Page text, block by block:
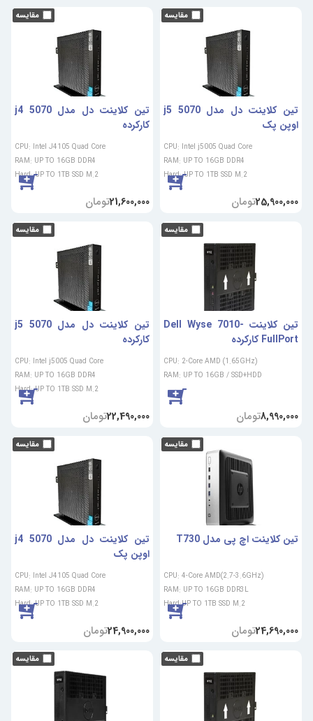
تین کلاینت دل مدل 5070 j5
اوپن پک
CPU: Intel j5005 Quad Core
RAM: UP TO 16GB DDR4
Hard: UP TO 1TB SSD M.2
25,900,000تومان
تین کلاینت دل مدل 5070 j4
کارکرده
CPU: Intel J4105 Quad Core
RAM: UP TO 16GB DDR4
Hard: UP TO 1TB SSD M.2
21,600,000تومان
تین کلاینت Dell Wyse 7010-
FullPort کارکرده
CPU: 2-Core AMD (1.65GHz)
RAM: UP TO 16GB / SSD+HDD
8,990,000تومان
تین کلاینت دل مدل 5070 j5
کارکرده
CPU: Intel j5005 Quad Core
RAM: UP TO 16GB DDR4
Hard: UP TO 1TB SSD M.2
22,490,000تومان
تین کلاینت اچ پی مدل T730
CPU: 4-Core AMD(2.7-3.6GHz)
RAM: UP TO 16GB DDR3L
Hard:UP TO 1TB SSD M.2
24,690,000تومان
تین کلاینت دل مدل 5070 j4
اوپن پک
CPU: Intel J4105 Quad Core
RAM: UP TO 16GB DDR4
Hard: UP TO 1TB SSD M.2
24,900,000تومان